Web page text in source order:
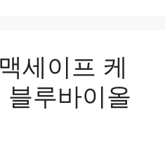
세이프 케
블루바이올